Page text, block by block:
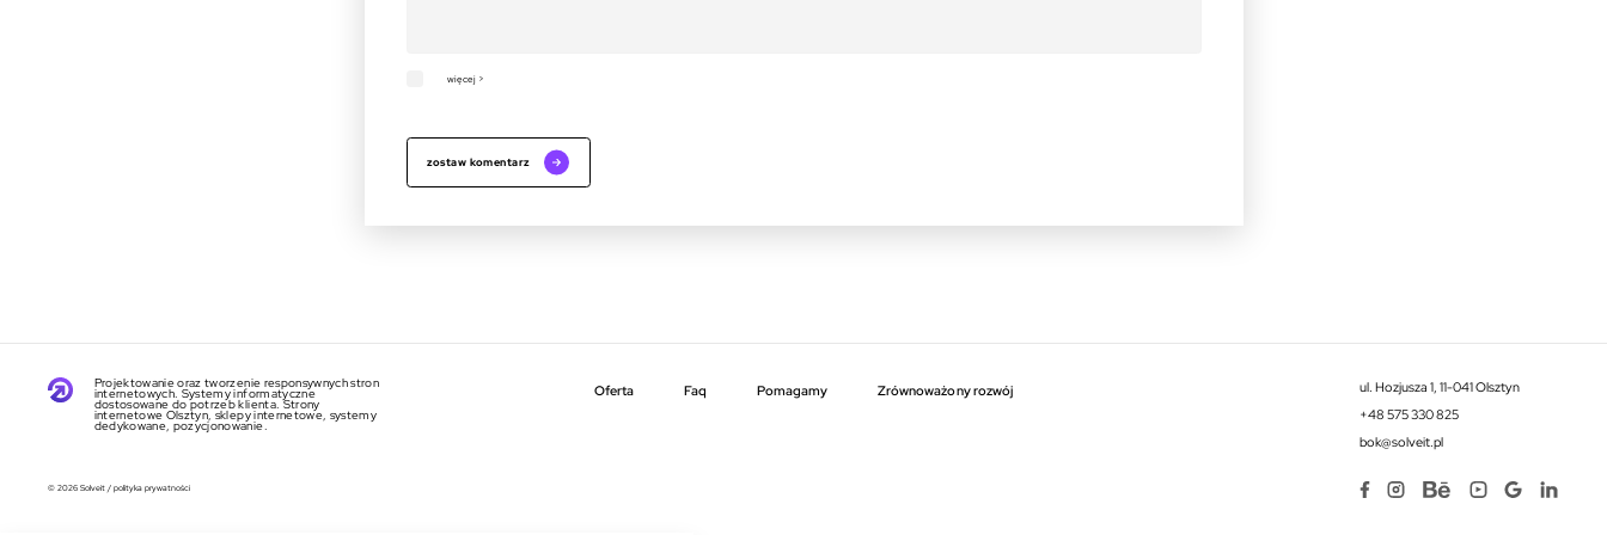
więcej >
zostaw komentarz
Projektowanie oraz tworzenie responsywnych stron
internetowych. Systemy informatyczne
dostosowane do potrzeb klienta. Strony
internetowe Olsztyn, sklepy internetowe, systemy
dedykowane, pozycjonowanie.
Oferta faq pomagamy zrównoważony rozwój
ul. Hozjusza 1, 11-041 Olsztyn
+48 575 330 825
bok@solveit.pl
© 2026 Solveit / polityka prywatności